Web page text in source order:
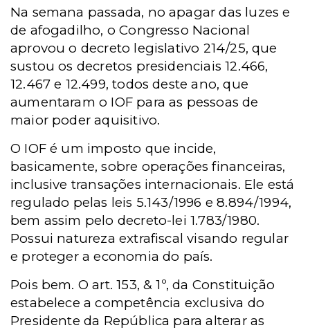
Na semana passada, no apagar das luzes e
de afogadilho, o Congresso Nacional
aprovou o decreto legislativo 214/25, que
sustou os decretos presidenciais 12.466,
12.467 e 12.499, todos deste ano, que
aumentaram o IOF para as pessoas de
maior poder aquisitivo.
O IOF é um imposto que incide,
basicamente, sobre operações financeiras,
inclusive transações internacionais. Ele está
regulado pelas leis 5.143/1996 e 8.894/1994,
bem assim pelo decreto-lei 1.783/1980.
Possui natureza extrafiscal visando regular
e proteger a economia do país.
Pois bem. O art. 153, & 1º, da Constituição
estabelece a competência exclusiva do
Presidente da República para alterar as